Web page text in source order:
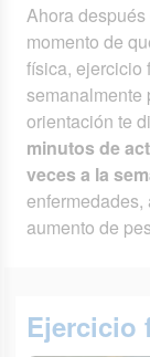
Ahora
momento de
física, ejercicio
semanalmente
orientación te
minutos de
veces a la
aumento de
Ejercicio